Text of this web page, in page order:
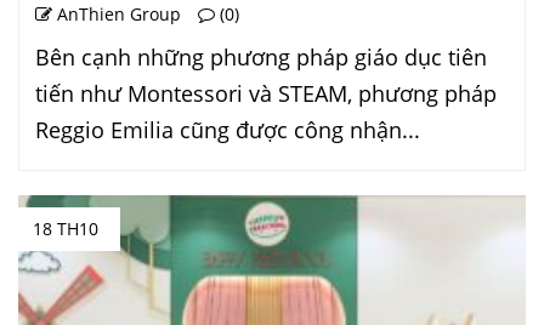
AnThien Group (0)
Bên cạnh những phương pháp giáo dục tiên
tiến như Montessori và STEAM, phương pháp
Reggio Emilia cũng được công nhận...
18 TH10